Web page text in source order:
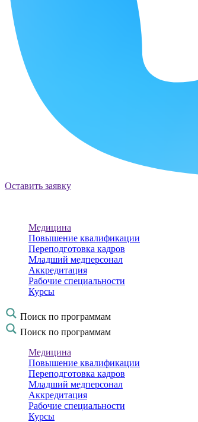
Оставить заявку
Медицина
Повышение квалификации
Переподготовка кадров
Младший медперсонал
Аккредитация
Рабочие специальности
Курсы
Поиск по программам
Поиск по программам
Медицина
Повышение квалификации
Переподготовка кадров
Младший медперсонал
Аккредитация
Рабочие специальности
Курсы